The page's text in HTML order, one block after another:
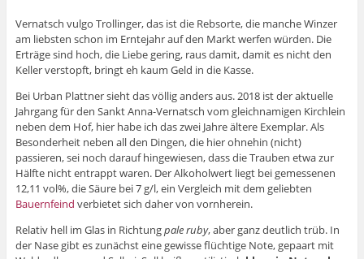
Vernatsch vulgo Trollinger, das ist die Rebsorte, die manche Winzer
am liebsten schon im Erntejahr auf den Markt werfen würden. Die
Erträge sind hoch, die Liebe gering, raus damit, damit es nicht den
Keller verstopft, bringt eh kaum Geld in die Kasse.
Bei Urban Plattner sieht das völlig anders aus. 2018 ist der aktuelle
Jahrgang für den Sankt Anna-Vernatsch vom gleichnamigen Kirchlein
neben dem Hof, hier habe ich das zwei Jahre ältere Exemplar. Als
Besonderheit neben all den Dingen, die hier ohnehin (nicht)
passieren, sei noch darauf hingewiesen, dass die Trauben etwa zur
Hälfte nicht entrappt waren. Der Alkoholwert liegt bei gemessenen
12,11 vol%, die Säure bei 7 g/l, ein Vergleich mit dem geliebten
Bauernfeind verbietet sich daher von vornherein.
Relativ hell im Glas in Richtungpale ruby, aber ganz deutlich trüb. In
der Nase gibt es zunächst eine gewisse flüchtige Note, gepaart mit